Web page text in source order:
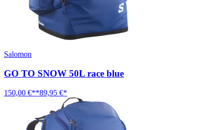
Salomon
GO TO SNOW 50L race blue
150,00 €**89,95 €*